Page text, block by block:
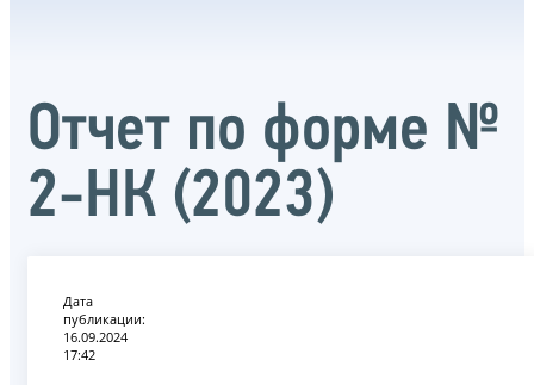
Отчет по форме №
2-НК (2023)
Дата
публикации:
16.09.2024
17:42